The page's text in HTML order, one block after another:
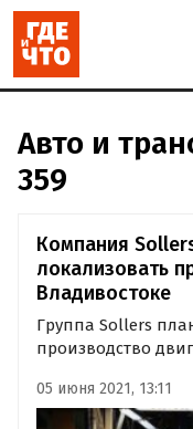
Авто и
359
Компания
локализовать
Владивостоке
Группа Sollers
производство
рамках
экономического
05 июня 2021, 13:11